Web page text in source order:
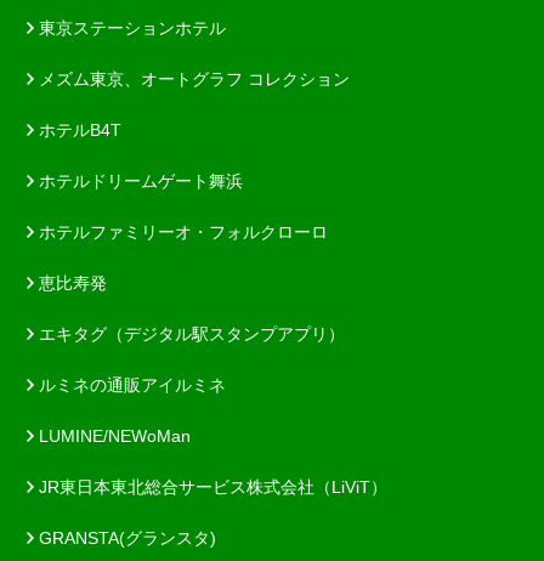
東京ステーションホテル
メズム東京、オートグラフ コレクション
ホテルB4T
ホテルドリームゲート舞浜
ホテルファミリーオ・フォルクローロ
恵比寿発
エキタグ（デジタル駅スタンプアプリ）
ルミネの通販アイルミネ
LUMINE/NEWoMan
JR東日本東北総合サービス株式会社（LiViT）
GRANSTA(グランスタ)